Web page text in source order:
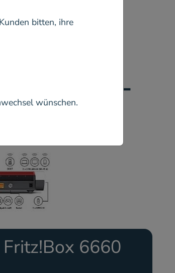
bitten, ihre
wünschen.
Glasfaser-
Fritz!Box 6660